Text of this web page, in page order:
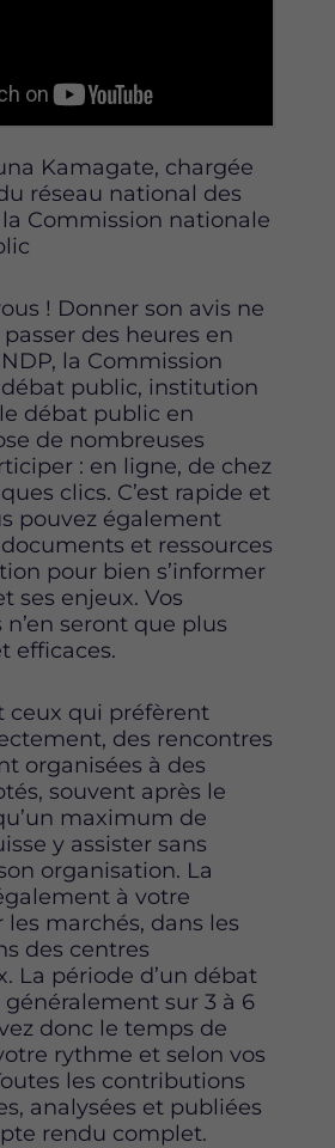
Kamagate, chargée
réseau national des
Commission nationale
! Donner son avis ne
des heures en
la Commission
public, institution
débat public en
de nombreuses
: en ligne, de chez
clics. C’est rapide et
pouvez également
et ressources
pour bien s’informer
ses enjeux. Vos
seront que plus
efficaces.
ceux qui préfèrent
des rencontres
organisées à des
souvent après le
maximum de
y assister sans
organisation. La
à votre
les marchés, dans les
des centres
La période d’un débat
généralement sur 3 à 6
donc le temps de
rythme et selon vos
les contributions
analysées et publiées
rendu complet.